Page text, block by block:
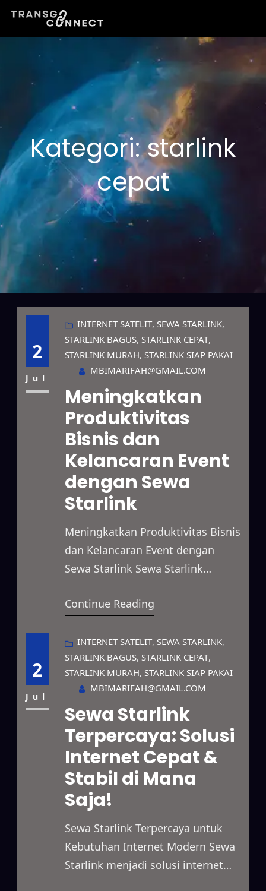
Lewati
Kategori:starlink
cepat
2
Jul
INTERNET SATELIT, SEWA STARLINK
STARLINK BAGUS, STARLINK CEPAT
STARLINK MURAH, STARLINK SIAP PAKAI
MBIMARIFAH@GMAIL.COM
Meningkatkan
Produktivitas
Bisnis dan
Kelancaran Event
dengan Sewa
Starlink
Meningkatkan Produktivitas Bisnis
dan Kelancaran Event dengan
Sewa Starlink Sewa Starlink
yang menghadirkan koneksi cepat
kebutuhan. Anda dapat
menggunakan layanan ini untuk
mendukung kegiatan bisnis,
proyek lapangan, event, hingga
kebutuhan pribadi dengan paket
sewa yang fleksibel. Selain itu,
Starlink menjangkau berbagai
lokasi terpencil yang belum
memiliki akses…
Continue Reading
2
Jul
INTERNET SATELIT, SEWA STARLINK
STARLINK BAGUS, STARLINK CEPAT
STARLINK MURAH, STARLINK SIAP PAKAI
MBIMARIFAH@GMAIL.COM
Sewa Starlink
Terpercaya: Solusi
Internet Cepat &
Stabil di Mana
Saja!
Sewa Starlink Terpercaya untuk
Kebutuhan Internet Modern Sewa
Starlink menjadi solusi internet